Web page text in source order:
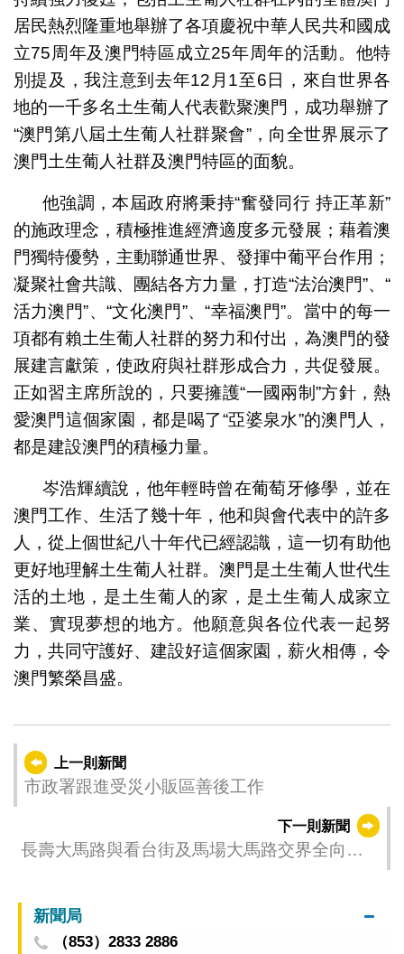
居民熱烈隆重地舉辦了各項慶祝中華人民共和國成
立75周年及澳門特區成立25年周年的活動。他特
別提及，我注意到去年12月1至6日，來自世界各
地的一千多名土生葡人代表歡聚澳門，成功舉辦了
“澳門第八屆土生葡人社群聚會”，向全世界展示了
澳門土生葡人社群及澳門特區的面貌。
他強調，本屆政府將秉持“奮發同行 持正革新”
的施政理念，積極推進經濟適度多元發展；藉着澳
門獨特優勢，主動聯通世界、發揮中葡平台作用；
凝聚社會共識、團結各方力量，打造“法治澳門”、“
活力澳門”、“文化澳門”、“幸福澳門”。當中的每一
項都有賴土生葡人社群的努力和付出，為澳門的發
展建言獻策，使政府與社群形成合力，共促發展。
正如習主席所說的，只要擁護“一國兩制”方針，熱
愛澳門這個家園，都是喝了“亞婆泉水”的澳門人，
都是建設澳門的積極力量。
岑浩輝續說，他年輕時曾在葡萄牙修學，並在
澳門工作、生活了幾十年，他和與會代表中的許多
人，從上個世紀八十年代已經認識，這一切有助他
更好地理解土生葡人社群。澳門是土生葡人世代生
活的土地，是土生葡人的家，是土生葡人成家立
業、實現夢想的地方。他願意與各位代表一起努
力，共同守護好、建設好這個家園，薪火相傳，令
澳門繁榮昌盛。
上一則新聞
市政署跟進受災小販區善後工作
下一則新聞
長壽大馬路與看台街及馬場大馬路交界全向行
新聞局
（853）2833 2886